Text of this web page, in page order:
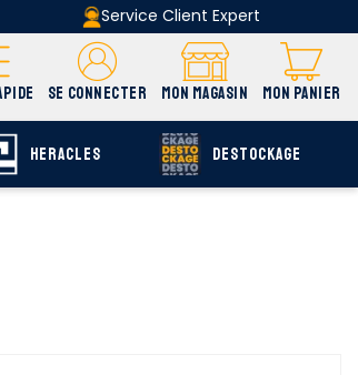
Service Client Expert
SE CONNECTER MON MAGASIN MON PANIER
HERACLES DESTOCKAGE